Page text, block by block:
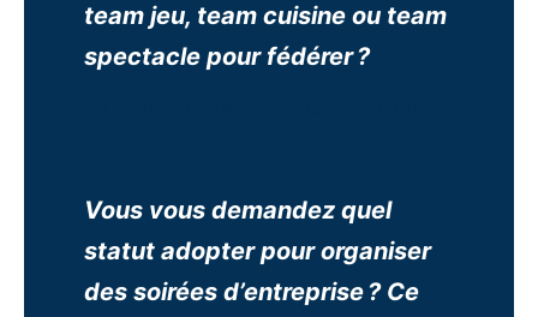
team jeu, team cuisine ou team
spectacle pour fédérer ?
Vous vous demandez quel
statut adopter pour organiser
des soirées d’entreprise ? Ce